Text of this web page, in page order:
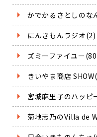
かでかるさとしのな
にんきもんラジオ(2)
ズミーファイユー
きいやま商店
宮城麻里子のハッピ
菊地志乃のVilla de